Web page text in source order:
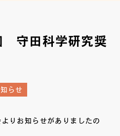
守田科学研究奨
らせ
りお知らせがありましたの